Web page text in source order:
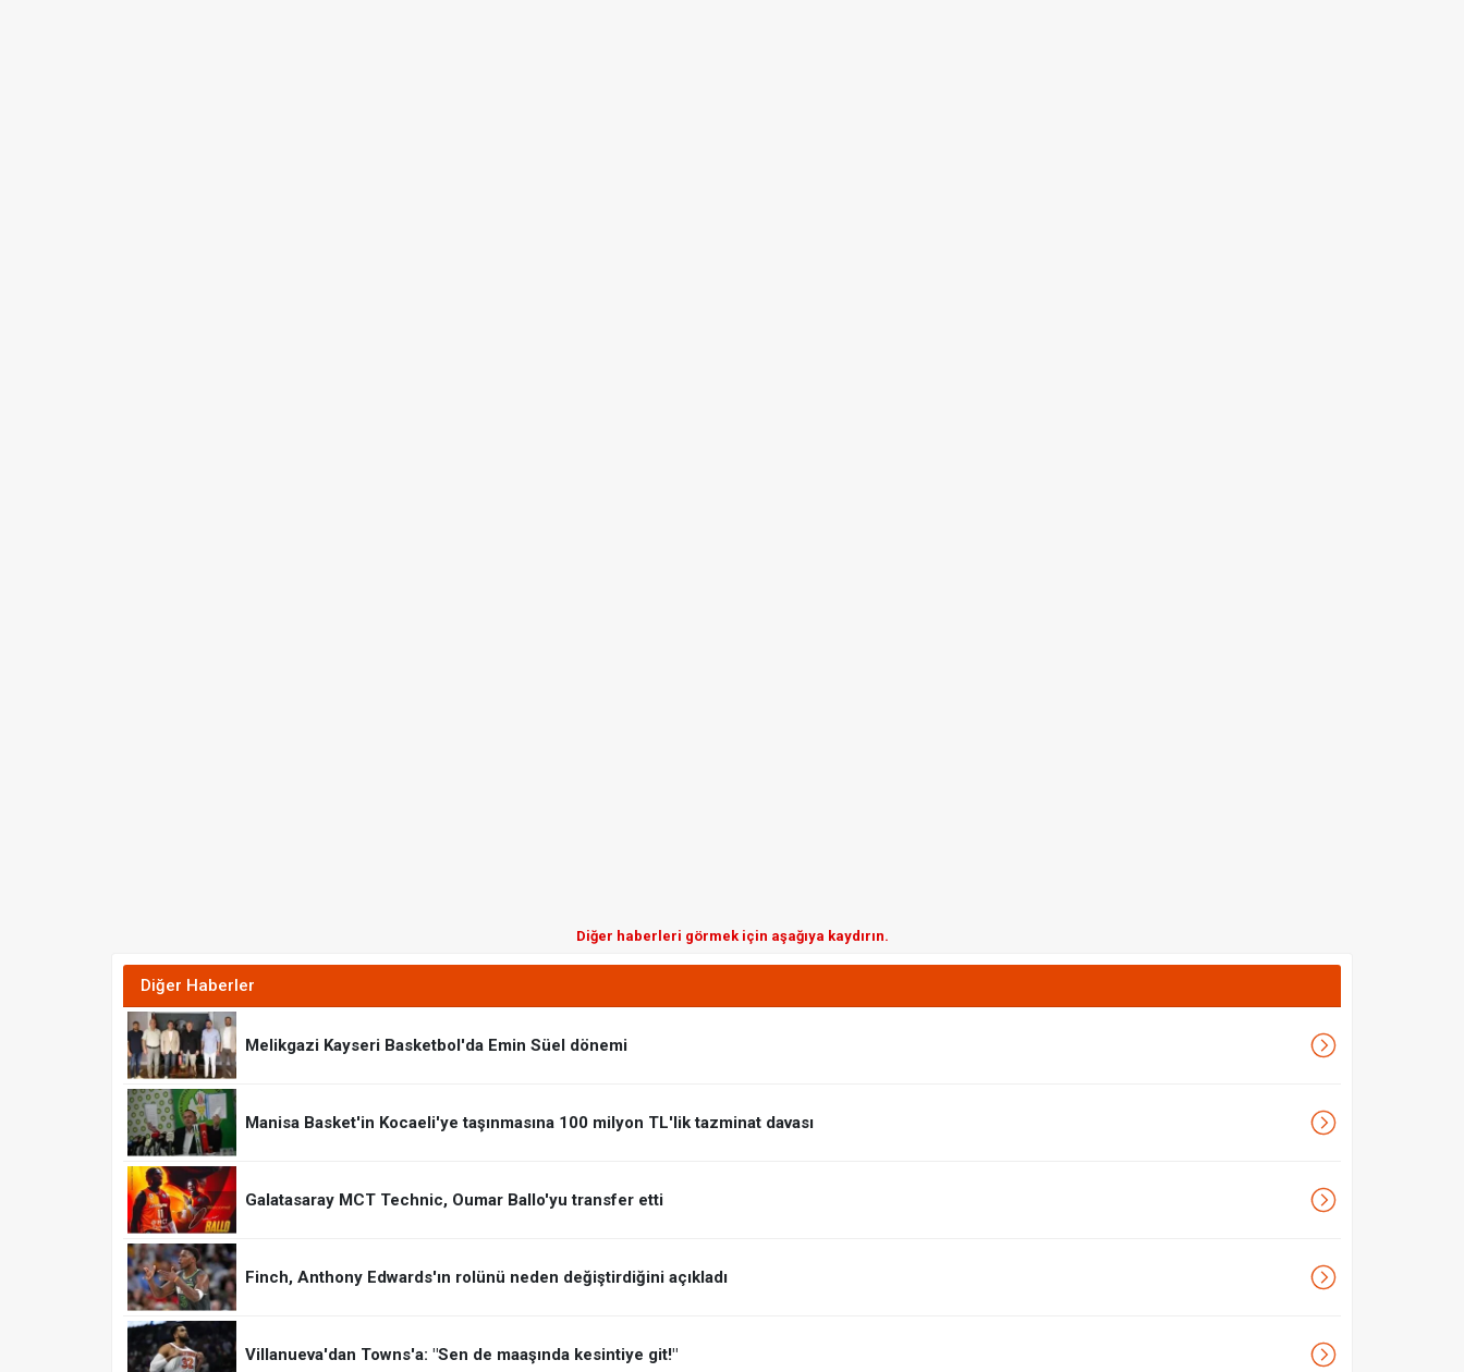
Diğer haberleri görmek için aşağıya kaydırın.
Diğer Haberler
Melikgazi Kayseri Basketbol'da Emin Süel dönemi
Manisa Basket'in Kocaeli'ye taşınmasına 100 milyon TL'lik tazminat davası
Galatasaray MCT Technic, Oumar Ballo'yu transfer etti
Finch, Anthony Edwards'ın rolünü neden değiştirdiğini açıkladı
Villanueva'dan Towns'a: "Sen de maaşında kesintiye git!"